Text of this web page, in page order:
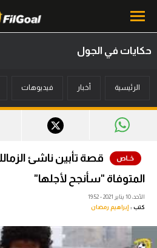
أخبار
ميركاتو
فانتازي في الجول
فيديوهات
حكايات في الجول
الرئيسية أخبار فيديوهات
قصة تأبين ناشئ
المتوفاة "سأنجح لأجلها"
الأحد، 10 يناير 2021 - 19:52
كتب : إبراهيم رمضان